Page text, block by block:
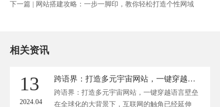
下一篇 | 网站搭建攻略：一步一脚印，教你轻松打造个性网域
相关资讯
13
2024.04
跨语界：打造多元宇宙网站，一键穿越语言壁垒
跨语界：打造多元宇宙网站，一键穿越语言壁垒
在全球化的大背景下，互联网的触角已经延伸